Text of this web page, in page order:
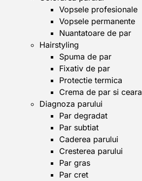
Vopsele profesionale
Vopsele permanente
Nuantatoare de par
Hairstyling
Spuma de par
Fixativ de par
Protectie termica
Crema de par si ceara
Diagnoza parului
Par degradat
Par subtiat
Caderea parului
Cresterea parului
Par gras
Par cret